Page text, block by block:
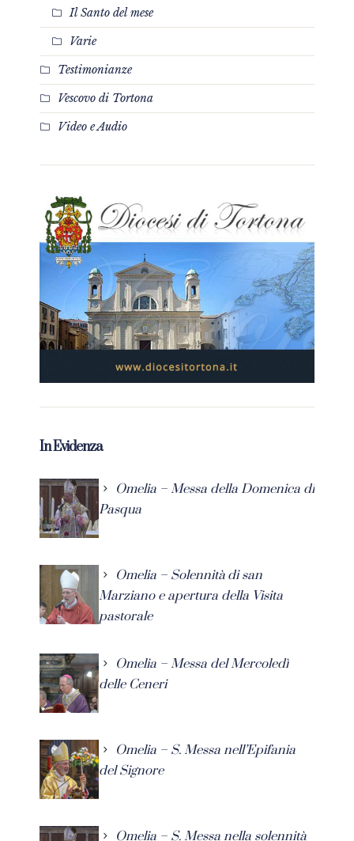
Il Santo del mese
Varie
Testimonianze
Vescovo di Tortona
Video e Audio
In Evidenza
Omelia – Messa della Domenica di
Pasqua
Omelia – Solennità di san
Marziano e apertura della Visita
pastorale
Omelia – Messa del Mercoledì
delle Ceneri
Omelia – S. Messa nell’Epifania
del Signore
Omelia – S. Messa nella solennità